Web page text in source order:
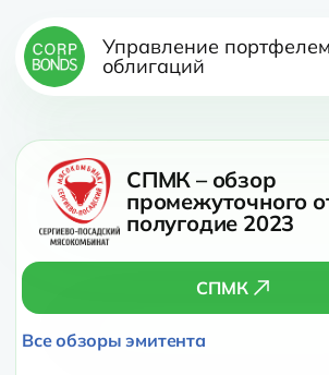
Управление портфелем
облигаций
СПМК – обзор
промежуточного
полугодие 2023
СПМК
Все обзоры эмитента